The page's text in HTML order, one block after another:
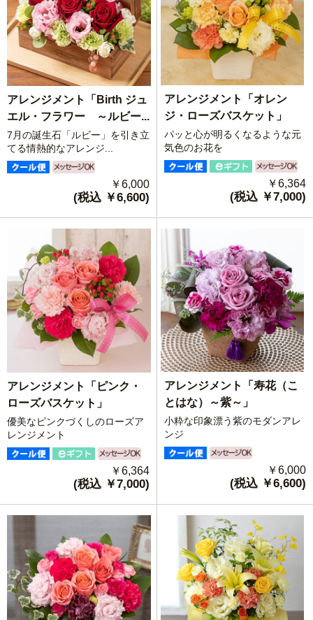
アレンジメント「Birth ジュ
エル・フラワー ～ルビー...
7月の誕生石「ルビー」を引き立
てる情熱的なアレンジ...
￥6,000
(税込 ￥6,600)
アレンジメント「オレン
ジ・ローズバスケット」
パッと心が明るくなるような元
気色のお花を
￥6,364
(税込 ￥7,000)
アレンジメント「ピンク・
ローズバスケット」
優美なピンクづくしのローズア
レンジメント
￥6,364
(税込 ￥7,000)
アレンジメント「寿花（こ
とはな）～紫～」
小粋な印象漂う紫のモダンアレ
ンジ
￥6,000
(税込 ￥6,600)